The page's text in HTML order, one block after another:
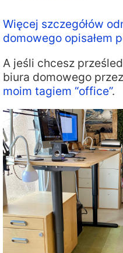
Więcej szczegółów
domowego opisałem
A jeśli chcesz
biura domowego
moim tagiem “office”.